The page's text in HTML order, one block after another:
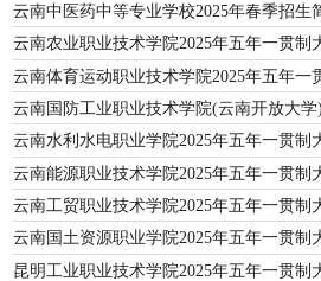
云南中医药中等专业学校2025年春季招生
云南农业职业技术学院2025年五年一贯制
云南体育运动职业技术学院2025年五年一
云南国防工业职业技术学院(云南开放大学
云南水利水电职业学院2025年五年一贯制
云南能源职业技术学院2025年五年一贯制
云南工贸职业技术学院2025年五年一贯制
云南国土资源职业学院2025年五年一贯制
昆明工业职业技术学院2025年五年一贯制